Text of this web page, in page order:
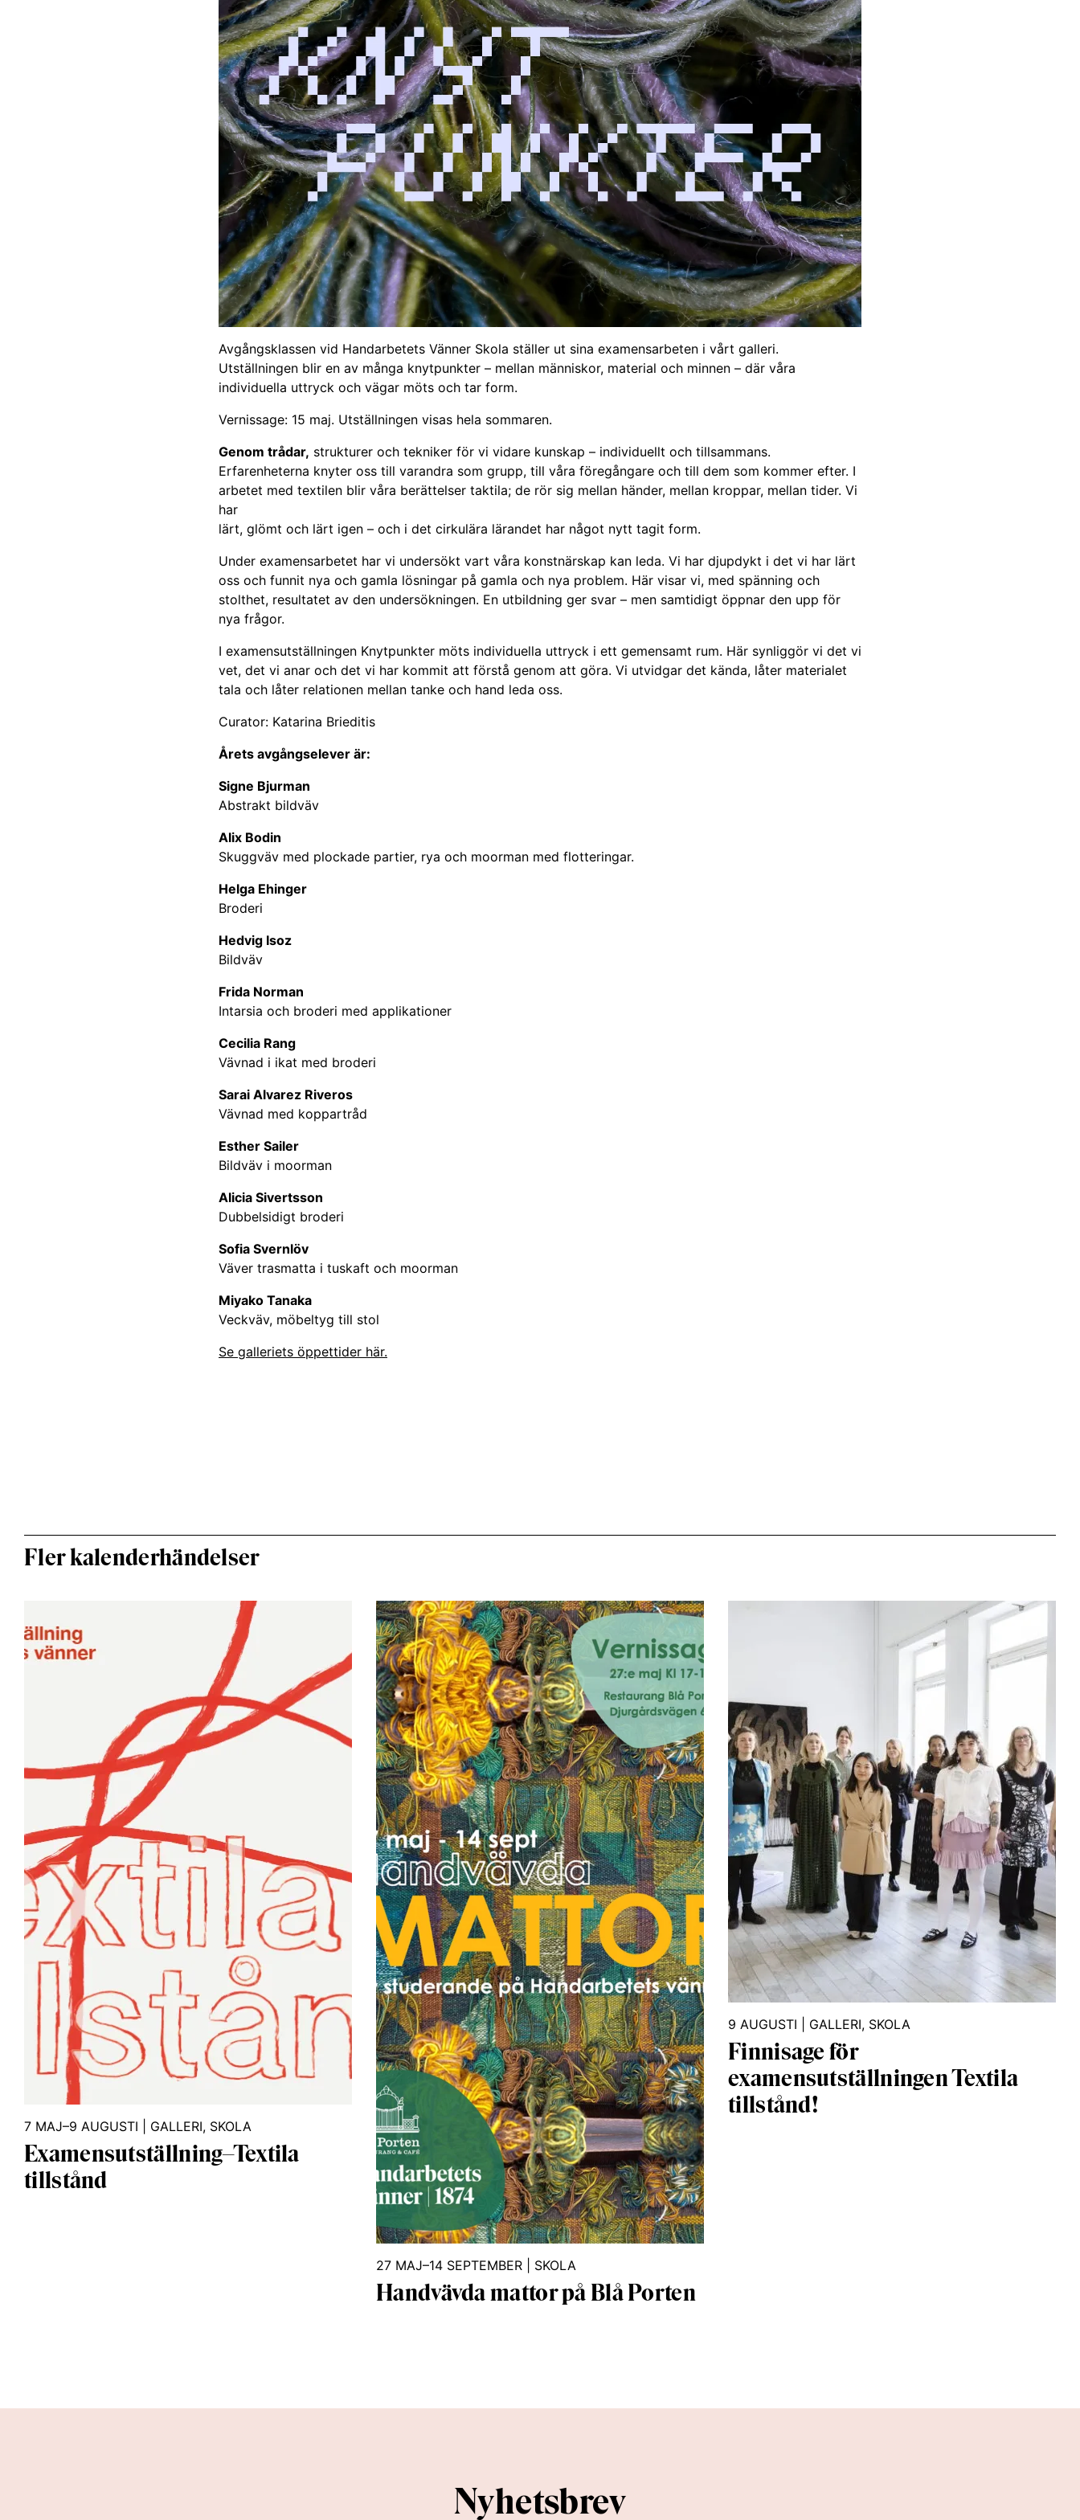
Avgångsklassen vid Handarbetets Vänner Skola ställer ut sina examensarbeten i vårt galleri.
Utställningen blir en av många knytpunkter – mellan människor, material och minnen – där våra
individuella uttryck och vägar möts och tar form.
Vernissage: 15 maj. Utställningen visas hela sommaren.
Genom trådar, strukturer och tekniker för vi vidare kunskap – indivi­duellt och ­t­illsammans.
Erfarenheterna knyter oss till varandra som grupp, till våra före­gångare och till dem som kommer efter. I
arbetet med textilen blir våra be­rättelser taktila; de rör sig mellan händer, mellan kroppar, mellan tider. Vi
har
lärt, glömt och lärt igen – och i det cirkulära lärandet har något nytt tagit form.
Under examensarbetet har vi undersökt vart våra konstnärskap kan leda. Vi har djupdykt i det vi har lärt
oss och funnit nya och gamla lösningar på gamla och nya problem. Här visar vi, med spänning och
stolthet, resultatet av den under­sökningen. En utbildning ger svar – men samtidigt öppnar den upp för
nya frågor.
I examensutställningen Knytpunkter möts individuella uttryck i ett gemensamt rum. Här synliggör vi det vi
vet, det vi anar och det vi har kommit att förstå ­genom att göra. Vi utvidgar det kända, låter materialet
tala och låter relationen mellan tanke och hand leda oss.
Curator: Katarina Brieditis
Årets avgångselever är:
Signe Bjurman
Abstrakt bildväv
Alix Bodin
Skuggväv med plockade partier, rya och moorman med flotteringar.
Helga Ehinger
Broderi
Hedvig Isoz
Bildväv
Frida Norman
Intarsia och broderi med applikationer
Cecilia Rang
Vävnad i ikat med broderi
Sarai Alvarez Riveros
Vävnad med koppartråd
Esther Sailer
Bildväv i moorman
Alicia Sivertsson
Dubbelsidigt broderi
Sofia Svernlöv
Väver trasmatta i tuskaft och moorman
Miyako Tanaka
Veckväv, möbeltyg till stol
Se galleriets öppettider här.
Fler kalenderhändelser
7 MAJ–9 AUGUSTI GALLERI, SKOLA
Examensutställning–Textila
tillstånd
27 MAJ–14 SEPTEMBER SKOLA
Handvävda mattor på Blå Porten
9 AUGUSTI GALLERI, SKOLA
Finnisage för
examensutställningen Textila
tillstånd!
Nyhetsbrev